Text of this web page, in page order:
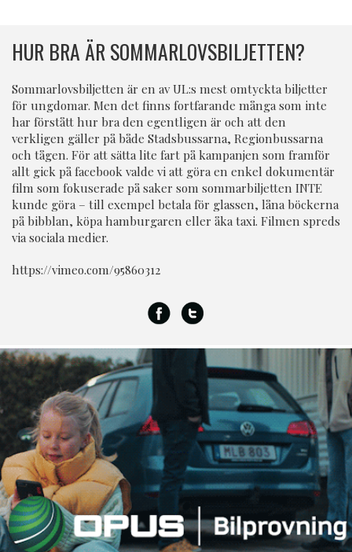
HUR BRA ÄR SOMMARLOVSBILJETTEN?
Sommarlovsbiljetten är en av UL:s mest omtyckta biljetter
för ungdomar. Men det finns fortfarande många som inte
har förstått hur bra den egentligen är och att den
verkligen gäller på både Stadsbussarna, Regionbussarna
och tågen. För att sätta lite fart på kampanjen som framför
allt gick på facebook valde vi att göra en enkel dokumentär
film som fokuserade på saker som sommarbiljetten INTE
kunde göra – till exempel betala för glassen, låna böckerna
på bibblan, köpa hamburgaren eller åka taxi. Filmen spreds
via sociala medier.
https://vimeo.com/95860312